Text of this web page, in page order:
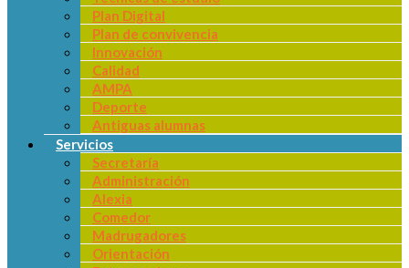
Plan Digital
Plan de convivencia
Innovación
Calidad
AMPA
Deporte
Antiguas alumnas
Servicios
Secretaría
Administración
Alexia
Comedor
Madrugadores
Orientación